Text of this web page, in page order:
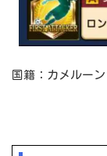
国籍：カメルーン